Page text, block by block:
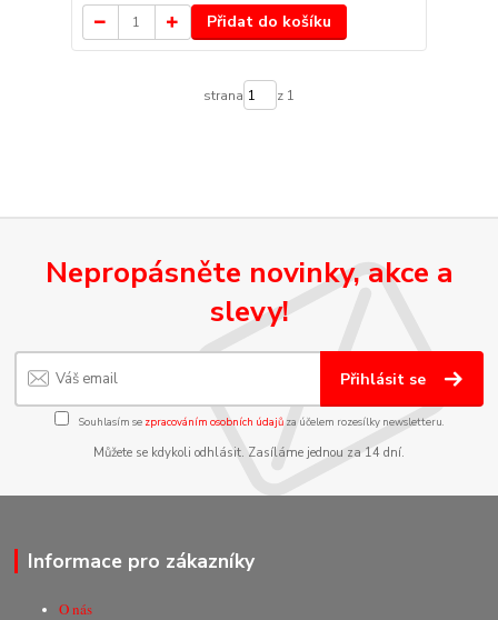
Přidat do košíku
strana z 1
Nepropásněte novinky, akce a
slevy!
Přihlásit se
Souhlasím se zpracováním osobních údajůza účelem rozesílky newsletteru.
Můžete se kdykoli odhlásit. Zasíláme jednou za 14 dní.
Informace pro zákazníky
O nás